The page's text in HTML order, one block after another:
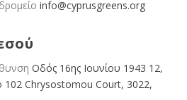
info@cyprusgreens.org
Οδός 16ης Ιουνίου 1943 12,
102 Chrysostomou Court, 3022,